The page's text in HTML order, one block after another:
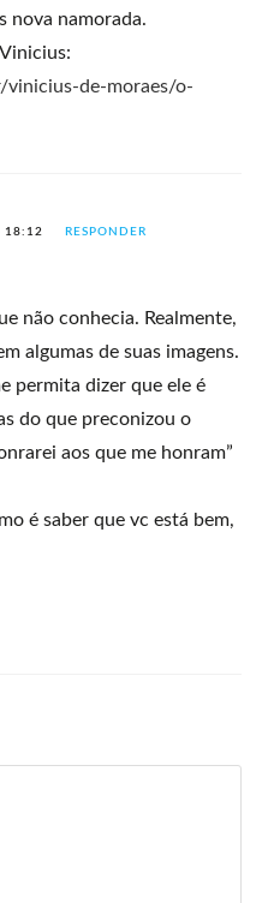
nova namorada.
de-moraes/o-
18:12 RESPONDER
não conhecia. Realmente,
algumas de suas imagens.
permita dizer que ele é
do que preconizou o
aos que me honram”
é saber que vc está bem,